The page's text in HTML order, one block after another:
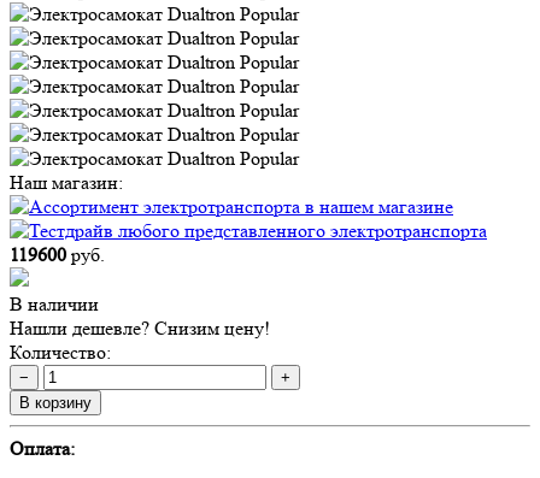
Наш магазин:
119600 руб.
В наличии
Нашли дешевле? Снизим цену!
Количество:
−
+
В корзину
Оплата: